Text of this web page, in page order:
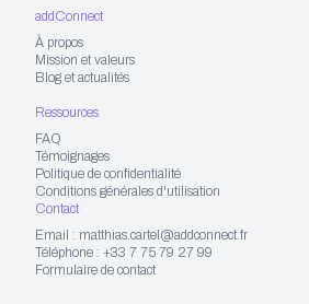
addConnect
À propos
Mission et valeurs
Blog et actualités
Ressources
FAQ
Témoignages
Politique de confidentialité
Conditions générales d'utilisation
Contact
Email : matthias.cartel@addconnect.fr
Téléphone : +33 7 75 79 27 99
Formulaire de contact